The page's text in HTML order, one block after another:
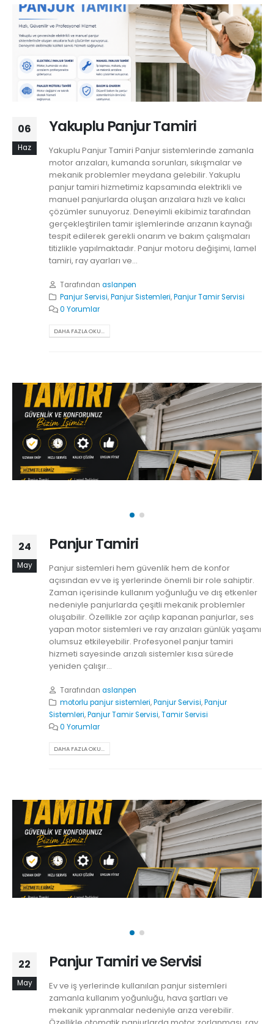
06
Haz
Yakuplu Panjur Tamiri
Yakuplu Panjur Tamiri Panjur sistemlerinde zamanla
motor arızaları, kumanda sorunları, sıkışmalar ve
mekanik problemler meydana gelebilir. Yakuplu
panjur tamiri hizmetimiz kapsamında elektrikli ve
manuel panjurlarda oluşan arızalara hızlı ve kalıcı
çözümler sunuyoruz. Deneyimli ekibimiz tarafından
gerçekleştirilen tamir işlemlerinde arızanın kaynağı
tespit edilerek gerekli onarım ve bakım çalışmaları
titizlikle yapılmaktadır. Panjur motoru değişimi, lamel
tamiri, ray ayarları ve...
Tarafından aslanpen
Panjur Servisi,Panjur Sistemleri,Panjur Tamir Servisi
0 Yorumlar
DAHA FAZLA OKU...
24
May
Panjur Tamiri
Panjur sistemleri hem güvenlik hem de konfor
açısından ev ve iş yerlerinde önemli bir role sahiptir.
Zaman içerisinde kullanım yoğunluğu ve dış etkenler
nedeniyle panjurlarda çeşitli mekanik problemler
oluşabilir. Özellikle zor açılıp kapanan panjurlar, ses
yapan motor sistemleri ve ray arızaları günlük yaşamı
olumsuz etkileyebilir. Profesyonel panjur tamiri
hizmeti sayesinde arızalı sistemler kısa sürede
yeniden çalışır...
Tarafından aslanpen
motorlu panjur sistemleri,Panjur Servisi,Panjur
Sistemleri,Panjur Tamir Servisi,Tamir Servisi
0 Yorumlar
DAHA FAZLA OKU...
22
May
Panjur Tamiri ve Servisi
Ev ve iş yerlerinde kullanılan panjur sistemleri
zamanla kullanım yoğunluğu, hava şartları ve
mekanik yıpranmalar nedeniyle arıza verebilir.